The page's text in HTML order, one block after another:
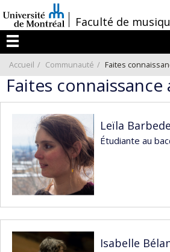
au
contenu
/Faculté de
Menu
Accueil Communauté Faites
Faites connaissance
Leïla
Étudiante au
Isabelle